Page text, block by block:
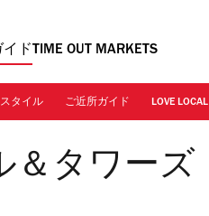
ド TIME OUT MARKETS
タイル ご近所ガイド LOVE LOCAL
＆タワーズ